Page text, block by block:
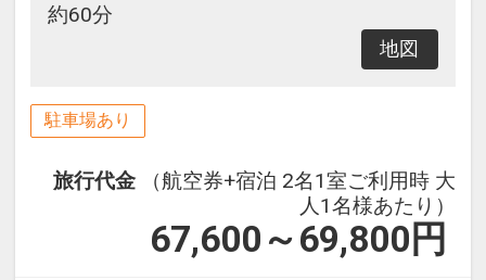
約60分
地図
駐車場あり
旅行代金
（航空券+宿泊 2名1室ご利用時 大
人1名様あたり）
67,600～69,800 円